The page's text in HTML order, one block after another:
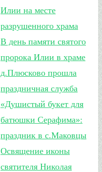
Илии на месте
разрушенного храма
В день памяти святого
пророка Илии в храме
д.Плюсково прошла
праздничная служба
«Душистый букет для
батюшки Серафима»:
праздник в с.Маковцы
Освящение иконы
святителя Николая